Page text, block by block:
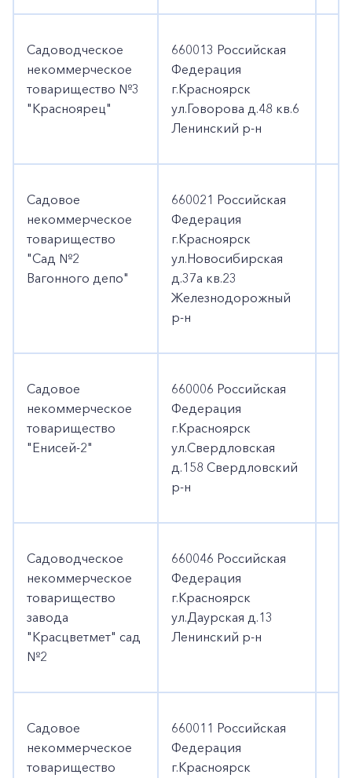
Садоводческое
некоммерческое
товарищество №3
"Красноярец"
660013 Российская
Федерация
г.Красноярск
ул.Говорова д.48 кв.6
Ленинский р-н
Садовое
некоммерческое
товарищество
"Сад №2
Вагонного депо"
660021 Российская
Федерация
г.Красноярск
ул.Новосибирская
д.37а кв.23
Железнодорожный
р-н
Садовое
некоммерческое
товарищество
"Енисей-2"
660006 Российская
Федерация
г.Красноярск
ул.Свердловская
д.158 Свердловский
р-н
Садоводческое
некоммерческое
товарищество
завода
"Красцветмет" сад
№2
660046 Российская
Федерация
г.Красноярск
ул.Даурская д.13
Ленинский р-н
Садовое
некоммерческое
товарищество
660011 Российская
Федерация
г.Красноярск